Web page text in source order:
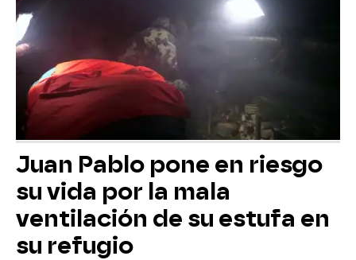
Juan Pablo pone en riesgo
su vida por la mala
ventilación de su estufa en
su refugio